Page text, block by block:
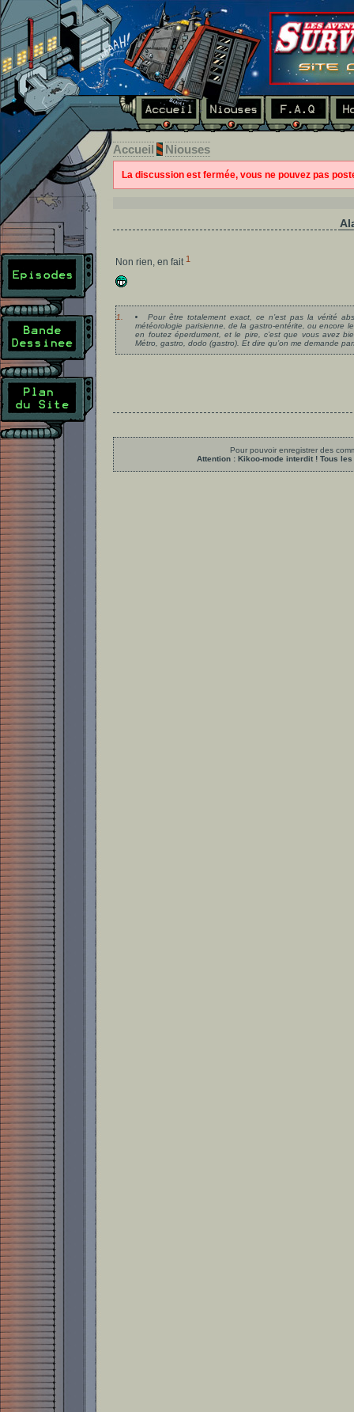
Accueil Niouses
La discussion est fermée, vous ne pouvez pas
Non rien, en fait 1
1.
Pour être totalement exact, ce n’est pas la vérité
météorologie parisienne, de la gastro-entérite, ou encore
en foutez éperdument, et le pire, c’est que vous avez
Métro, gastro, dodo (gastro). Et dire qu’on me demande
Pour pouvoir enregistrer des
Attention : Kikoo-mode interdit ! Tous